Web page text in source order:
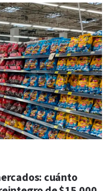
cuánto